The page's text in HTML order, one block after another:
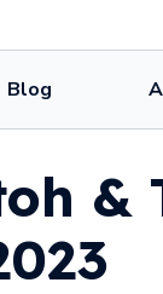
Blog
&